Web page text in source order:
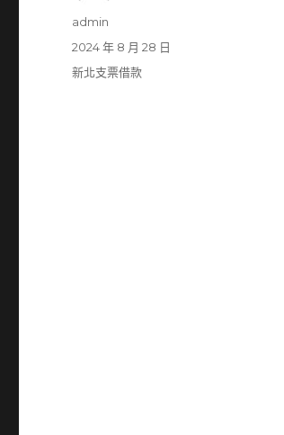
作
admin
發
佈
2024 年 8 月 28 日
分
新北支票借款